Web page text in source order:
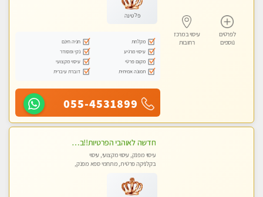
לפרטים
נוספים
עיסוי במרכז
רחובות
פלטינה
מקלחת
חניה חינם
עיסוי מרגיע
נקי ומסודר
מקום פרטי
עיסוי מקצועי
תמונה אמיתית
דוברת עיברית
055-4531899
חדשה לאוהבי הפרטיות!!בראשון לציון! מעסה vip מפנקת בקליניקה פרטית לחלוטין!!! לבד! לרציניים בלבד! מומלץ!
עיסוי מפנק, עיסוי מקצועי, עיסוי
בקלניקה פרטית, מתחמי ספא מפנק,